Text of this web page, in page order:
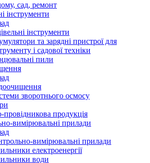
сад, ремонт
інструменти
інструменти
та зарядні пристрої для
і садової техніки
пили
зворотнього осмосу
провідникова продукція
вимірювальні прилади
вимірювальні прилади
електроенергії
води